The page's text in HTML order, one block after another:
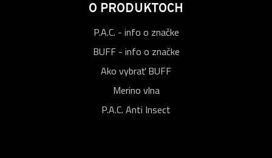
O PRODUKTOCH
P.A.C. - info o značke
BUFF - info o značke
Ako vybrať BUFF
Merino vlna
P.A.C. Anti Insect